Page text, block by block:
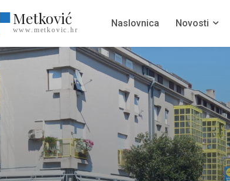
Metković
www.metkovic.hr
Naslovnica Novosti